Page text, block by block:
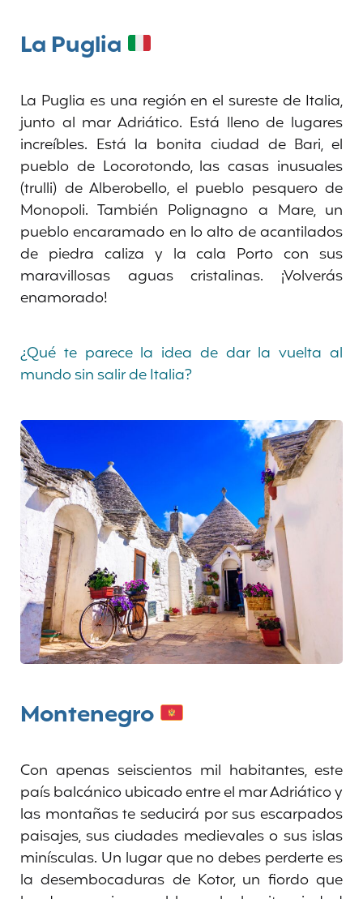
La Puglia
La Puglia es una región en el sureste de Italia,
junto al mar Adriático. Está lleno de lugares
increíbles. Está la bonita ciudad de Bari, el
pueblo de Locorotondo, las casas inusuales
(trulli) de Alberobello, el pueblo pesquero de
Monopoli. También Polignagno a Mare, un
pueblo encaramado en lo alto de acantilados
de piedra caliza y la cala Porto con sus
maravillosas aguas cristalinas. ¡Volverás
enamorado!
¿Qué te parece la idea de dar la vuelta al
mundo sin salir de Italia?
Montenegro
Con apenas seiscientos mil habitantes, este
país balcánico ubicado entre el mar Adriático y
las montañas te seducirá por sus escarpados
paisajes, sus ciudades medievales o sus islas
minísculas. Un lugar que no debes perderte es
la desembocaduras de Kotor, un fiordo que